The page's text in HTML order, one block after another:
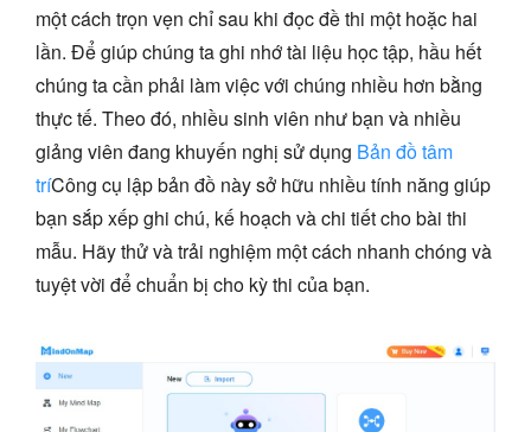
một cách trọn vẹn chỉ sau khi đọc đề thi một hoặc hai
lần. Để giúp chúng ta ghi nhớ tài liệu học tập, hầu hết
chúng ta cần phải làm việc với chúng nhiều hơn bằng
thực tế. Theo đó, nhiều sinh viên như bạn và nhiều
giảng viên đang khuyến nghị sử dụng Bản đồ tâm
tríCông cụ lập bản đồ này sở hữu nhiều tính năng giúp
bạn sắp xếp ghi chú, kế hoạch và chi tiết cho bài thi
mẫu. Hãy thử và trải nghiệm một cách nhanh chóng và
tuyệt vời để chuẩn bị cho kỳ thi của bạn.